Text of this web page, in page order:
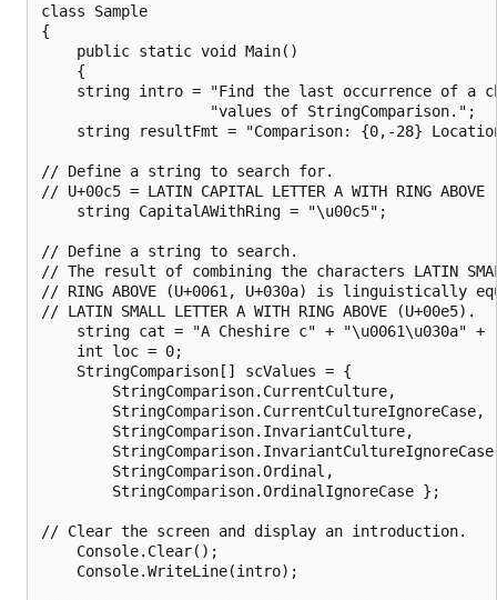
class Sample
{
    public static void Main()
    {
string intro = "Find the last occurrence of a
                   "values of StringComparison.";
string resultFmt = "Comparison: {0,-28}
// Define a string to search for.
// U+00c5 = LATIN CAPITAL LETTER A WITH RING ABOVE
    string CapitalAWithRing = "\u00c5";
// Define a string to search.
// The result of combining the characters LATIN SMALL
// RING ABOVE (U+0061, U+030a) is linguistically
// LATIN SMALL LETTER A WITH RING ABOVE (U+00e5).
string cat = "A Cheshire c" + "\u0061\u030a" +
    int loc = 0;
    StringComparison[] scValues = {
        StringComparison.CurrentCulture,
        StringComparison.CurrentCultureIgnoreCase,
        StringComparison.InvariantCulture,
        StringComparison.Ordinal,
        StringComparison.OrdinalIgnoreCase };
// Clear the screen and display an introduction.
    Console.Clear();
    Console.WriteLine(intro);